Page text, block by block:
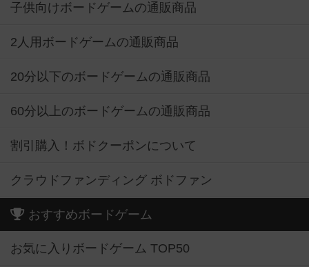
子供向けボードゲームの通販商品
2人用ボードゲームの通販商品
20分以下のボードゲームの通販商品
60分以上のボードゲームの通販商品
割引購入！ボドクーポンについて
クラウドファンディング ボドファン
おすすめボードゲーム
お気に入りボードゲーム TOP50